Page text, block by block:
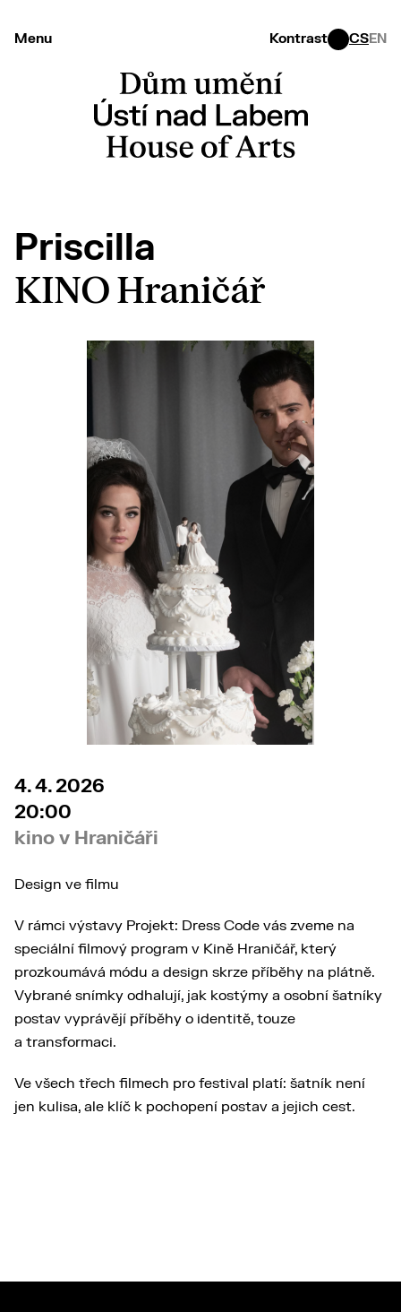
Menu Kontrast CSEN
Priscilla
KINO Hraničář
4. 4. 2026
20:00
kino v Hraničáři
Design ve filmu
V rámci výstavy Projekt: Dress Code vás zveme na
speciální filmový program v Kině Hraničář, který
prozkoumává módu a design skrze příběhy na plátně.
Vybrané snímky odhalují, jak kostýmy a osobní šatníky
postav vyprávějí příběhy o identitě, touze
a transformaci.
Ve všech třech filmech pro festival platí: šatník není
jen kulisa, ale klíč k pochopení postav a jejich cest.